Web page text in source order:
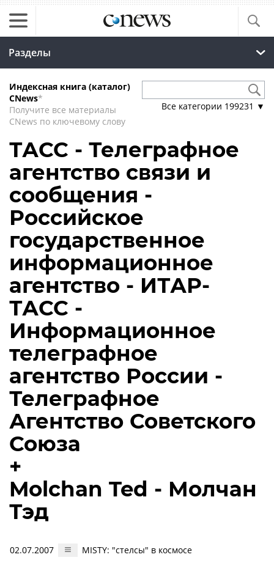
Разделы
Индексная книга (каталог)
CNews*
Получите все материалы
CNews по ключевому слову
Все категории 199231 ▼
ТАСС - Телеграфное
агентство связи и
сообщения -
Российское
государственное
информационное
агентство - ИТАР-
ТАСС -
Информационное
телеграфное
агентство России -
Телеграфное
Агентство Советского
Союза
+
Molchan Ted - Молчан
Тэд
02.07.2007 MISTY: "стелсы" в космосе